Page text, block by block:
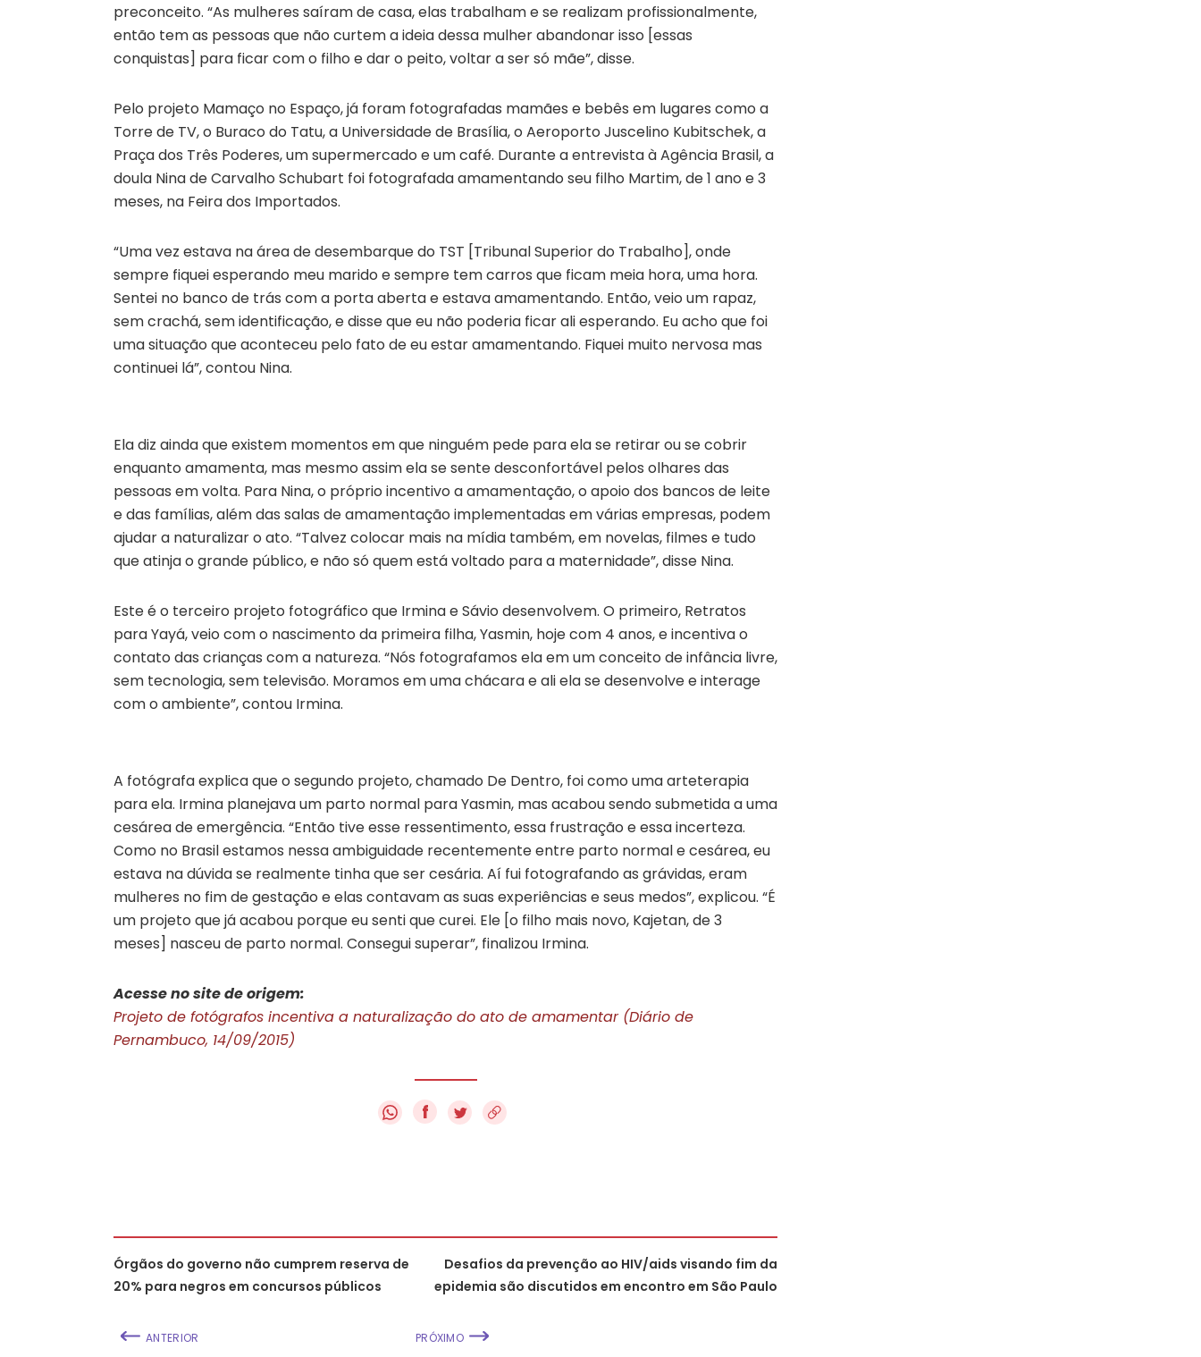
preconceito. “As mulheres saíram de casa, elas trabalham e se realizam profissionalmente,
então tem as pessoas que não curtem a ideia dessa mulher abandonar isso [essas
conquistas] para ficar com o filho e dar o peito, voltar a ser só mãe”, disse.
Pelo projeto Mamaço no Espaço, já foram fotografadas mamães e bebês em lugares como a
Torre de TV, o Buraco do Tatu, a Universidade de Brasília, o Aeroporto Juscelino Kubitschek, a
Praça dos Três Poderes, um supermercado e um café. Durante a entrevista à Agência Brasil, a
doula Nina de Carvalho Schubart foi fotografada amamentando seu filho Martim, de 1 ano e 3
meses, na Feira dos Importados.
“Uma vez estava na área de desembarque do TST [Tribunal Superior do Trabalho], onde
sempre fiquei esperando meu marido e sempre tem carros que ficam meia hora, uma hora.
Sentei no banco de trás com a porta aberta e estava amamentando. Então, veio um rapaz,
sem crachá, sem identificação, e disse que eu não poderia ficar ali esperando. Eu acho que foi
uma situação que aconteceu pelo fato de eu estar amamentando. Fiquei muito nervosa mas
continuei lá”, contou Nina.
Ela diz ainda que existem momentos em que ninguém pede para ela se retirar ou se cobrir
enquanto amamenta, mas mesmo assim ela se sente desconfortável pelos olhares das
pessoas em volta. Para Nina, o próprio incentivo a amamentação, o apoio dos bancos de leite
e das famílias, além das salas de amamentação implementadas em várias empresas, podem
ajudar a naturalizar o ato. “Talvez colocar mais na mídia também, em novelas, filmes e tudo
que atinja o grande público, e não só quem está voltado para a maternidade”, disse Nina.
Este é o terceiro projeto fotográfico que Irmina e Sávio desenvolvem. O primeiro, Retratos
para Yayá, veio com o nascimento da primeira filha, Yasmin, hoje com 4 anos, e incentiva o
contato das crianças com a natureza. “Nós fotografamos ela em um conceito de infância livre,
sem tecnologia, sem televisão. Moramos em uma chácara e ali ela se desenvolve e interage
com o ambiente”, contou Irmina.
A fotógrafa explica que o segundo projeto, chamado De Dentro, foi como uma arteterapia
para ela. Irmina planejava um parto normal para Yasmin, mas acabou sendo submetida a uma
cesárea de emergência. “Então tive esse ressentimento, essa frustração e essa incerteza.
Como no Brasil estamos nessa ambiguidade recentemente entre parto normal e cesárea, eu
estava na dúvida se realmente tinha que ser cesária. Aí fui fotografando as grávidas, eram
mulheres no fim de gestação e elas contavam as suas experiências e seus medos”, explicou. “É
um projeto que já acabou porque eu senti que curei. Ele [o filho mais novo, Kajetan, de 3
meses] nasceu de parto normal. Consegui superar”, finalizou Irmina.
Acesse no site de origem:
Projeto de fotógrafos incentiva a naturalização do ato de amamentar (Diário de
Pernambuco, 14/09/2015)
f
Órgãos do governo não cumprem reserva de
20% para negros em concursos públicos
ANTERIOR
Desafios da prevenção ao HIV/aids visando fim da
epidemia são discutidos em encontro em São Paulo
PRÓXIMO